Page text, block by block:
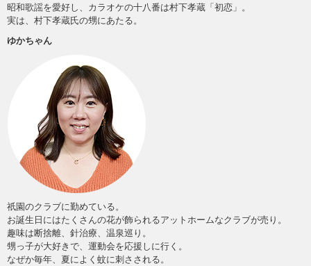
昭和歌謡を愛好し、カラオケの十八番は村下孝蔵「初恋」。
実は、村下孝蔵氏の甥にあたる。
ゆかちゃん
祇園のクラブに勤めている。
お誕生日にはたくさんの花が飾られるアットホームなクラブが売り。
趣味は断捨離、針治療、温泉巡り。
甥っ子が大好きで、運動会を応援しに行く。
なぜか毎年、夏によく蚊に刺さされる。